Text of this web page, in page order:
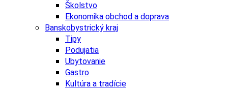
Školstvo
Ekonomika obchod a doprava
Banskobystrický kraj
Tipy
Podujatia
Ubytovanie
Gastro
Kultúra a tradície